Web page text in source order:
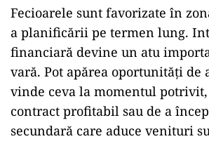
Fecioarele sunt favorizate în
a planificării pe termen lung.
financiară devine un atu
vară. Pot apărea oportunități de
vinde ceva la momentul potrivit,
contract profitabil sau de a
secundară care aduce venituri